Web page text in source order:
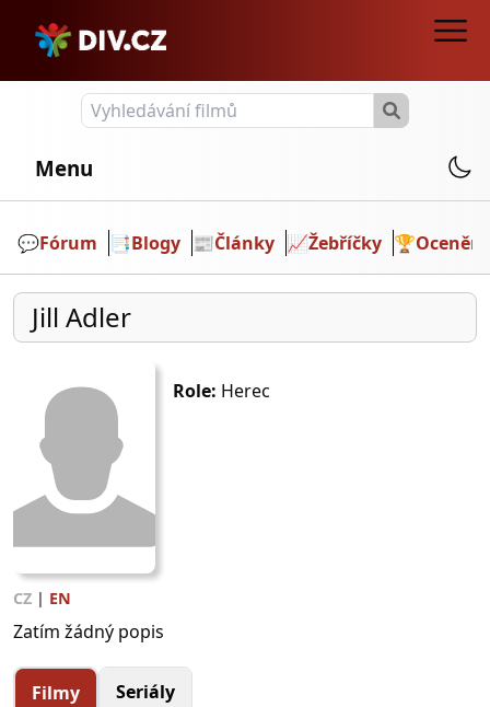
Menu
💬️Fórum 📑Blogy 📰Články 📈Žebříčky 🏆Ocenění
Jill Adler
Role: Herec
CZ | EN
Zatím žádný popis
Filmy Seriály